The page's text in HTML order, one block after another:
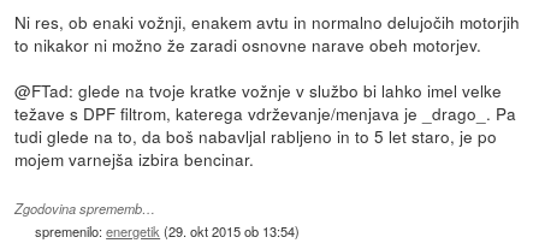
Ni res, ob enaki vožnji, enakem avtu in normalno delujočih motorjih
to nikakor ni možno že zaradi osnovne narave obeh motorjev.
@FTad: glede na tvoje kratke vožnje v službo bi lahko imel velke
težave s DPF filtrom, katerega vdrževanje/menjava je _drago_. Pa
tudi glede na to, da boš nabavljal rabljeno in to 5 let staro, je po
mojem varnejša izbira bencinar.
Zgodovina sprememb…
spremenilo:energetik(29. okt 2015 ob 13:54)